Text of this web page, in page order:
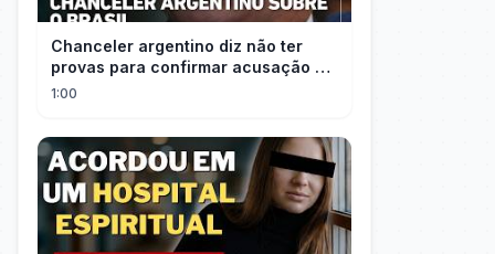
Chanceler argentino diz não ter
provas para confirmar acusação de
Milei contra Brasil | OP News
1:00